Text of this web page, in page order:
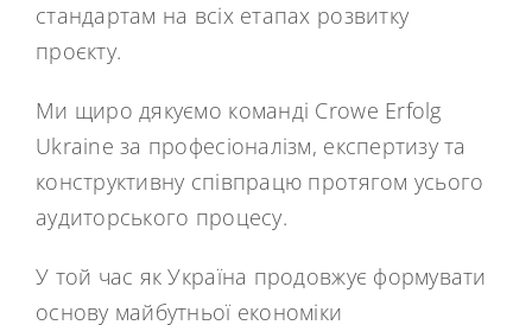
стандартам на всіх етапах розвитку
проєкту.
Ми щиро дякуємо команді Crowe Erfolg
Ukraine за професіоналізм, експертизу та
конструктивну співпрацю протягом усього
аудиторського процесу.
У той час як Україна продовжує формувати
основу майбутньої економіки